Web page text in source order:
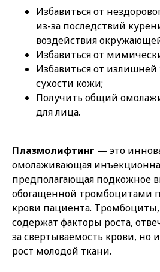
Избавиться от
из-за последствий
воздействия
Избавиться от
Избавиться от
сухости кожи;
Получить общий
для лица.
Плазмолифтинг — это
омолаживающая
предполагающая подкожное
обогащенной тромбоцитами
крови пациента. Тромбоциты,
содержат факторы роста,
за свертываемость крови, но
рост молодой ткани.